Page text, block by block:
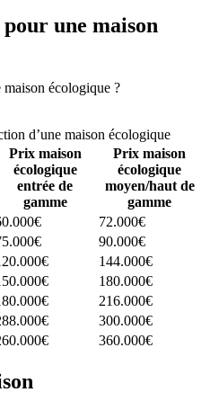
une maison
écologique ?
d’une maison écologique
Prix maison
écologique
entrée de
gamme
Prix maison
écologique
moyen/haut de
gamme
72.000€
90.000€
144.000€
180.000€
216.000€
300.000€
360.000€